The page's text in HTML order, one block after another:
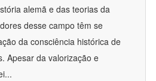
alemã e das teorias da
desse campo têm se
da consciência histórica de
Apesar da valorização e
...